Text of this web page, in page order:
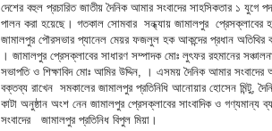
দেশের বহুল প্রচারিত জাতীয় দৈনিক আমার সংবাদের সাহসিকতার ১ যুগে
পালন করা হয়েছে। গতকাল সোমবার সন্ধ্যায় জামালপুর
জামালপুর পৌরসভার প্যানেল মেয়র ফজলুল হক আকন্দের প্রধান অতিথির
। জামালপুর প্রেসক্লাবের সাধারণ সম্পাদক মোঃ লুৎফর রহমানের
সভাপতি ও শিক্ষাবিদ মোঃ আমির উদ্দিন, । এসময় দৈনিক আমার
বক্তব্য রাখেন সমকালের জামালপুর প্রতিনিধি আনোয়ার হোসেন মিন্টু,
কাটা অনুষ্ঠান অংশ নেন জামালপুর প্রেসক্লাবের সাংবাদিক ও গণ্যমান্য
সংবাদের জামালপুর প্রতিনিধ বিপুল মিয়া।